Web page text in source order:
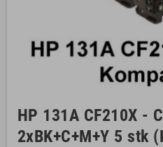
HP 131A CF210X -
2xBK+C+M+Y 5 stk